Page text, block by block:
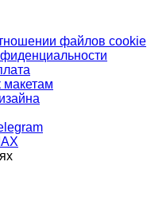
файлов cookie
макетам